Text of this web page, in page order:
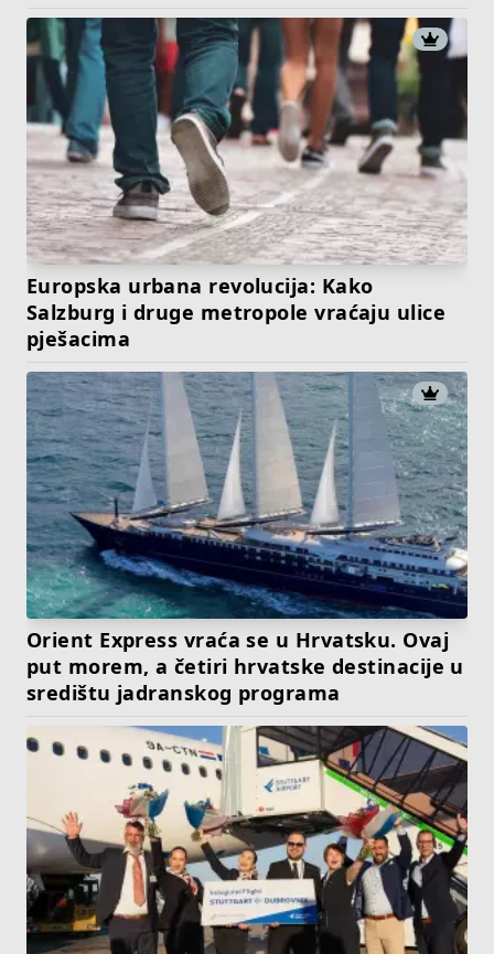
Europska urbana revolucija: Kako
Salzburg i druge metropole vraćaju ulice
pješacima
Orient Express vraća se u Hrvatsku. Ovaj
put morem, a četiri hrvatske destinacije u
središtu jadranskog programa